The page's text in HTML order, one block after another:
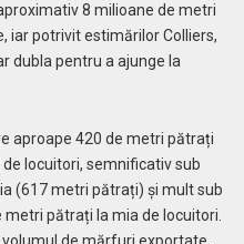
8 milioane de metri
iar potrivit estimărilor Colliers,
dubla pentru a ajunge la
aproape 420 de metri pătrați
locuitori, semnificativ sub
(617 metri pătrați) și mult sub
metri pătrați la mia de locuitori.